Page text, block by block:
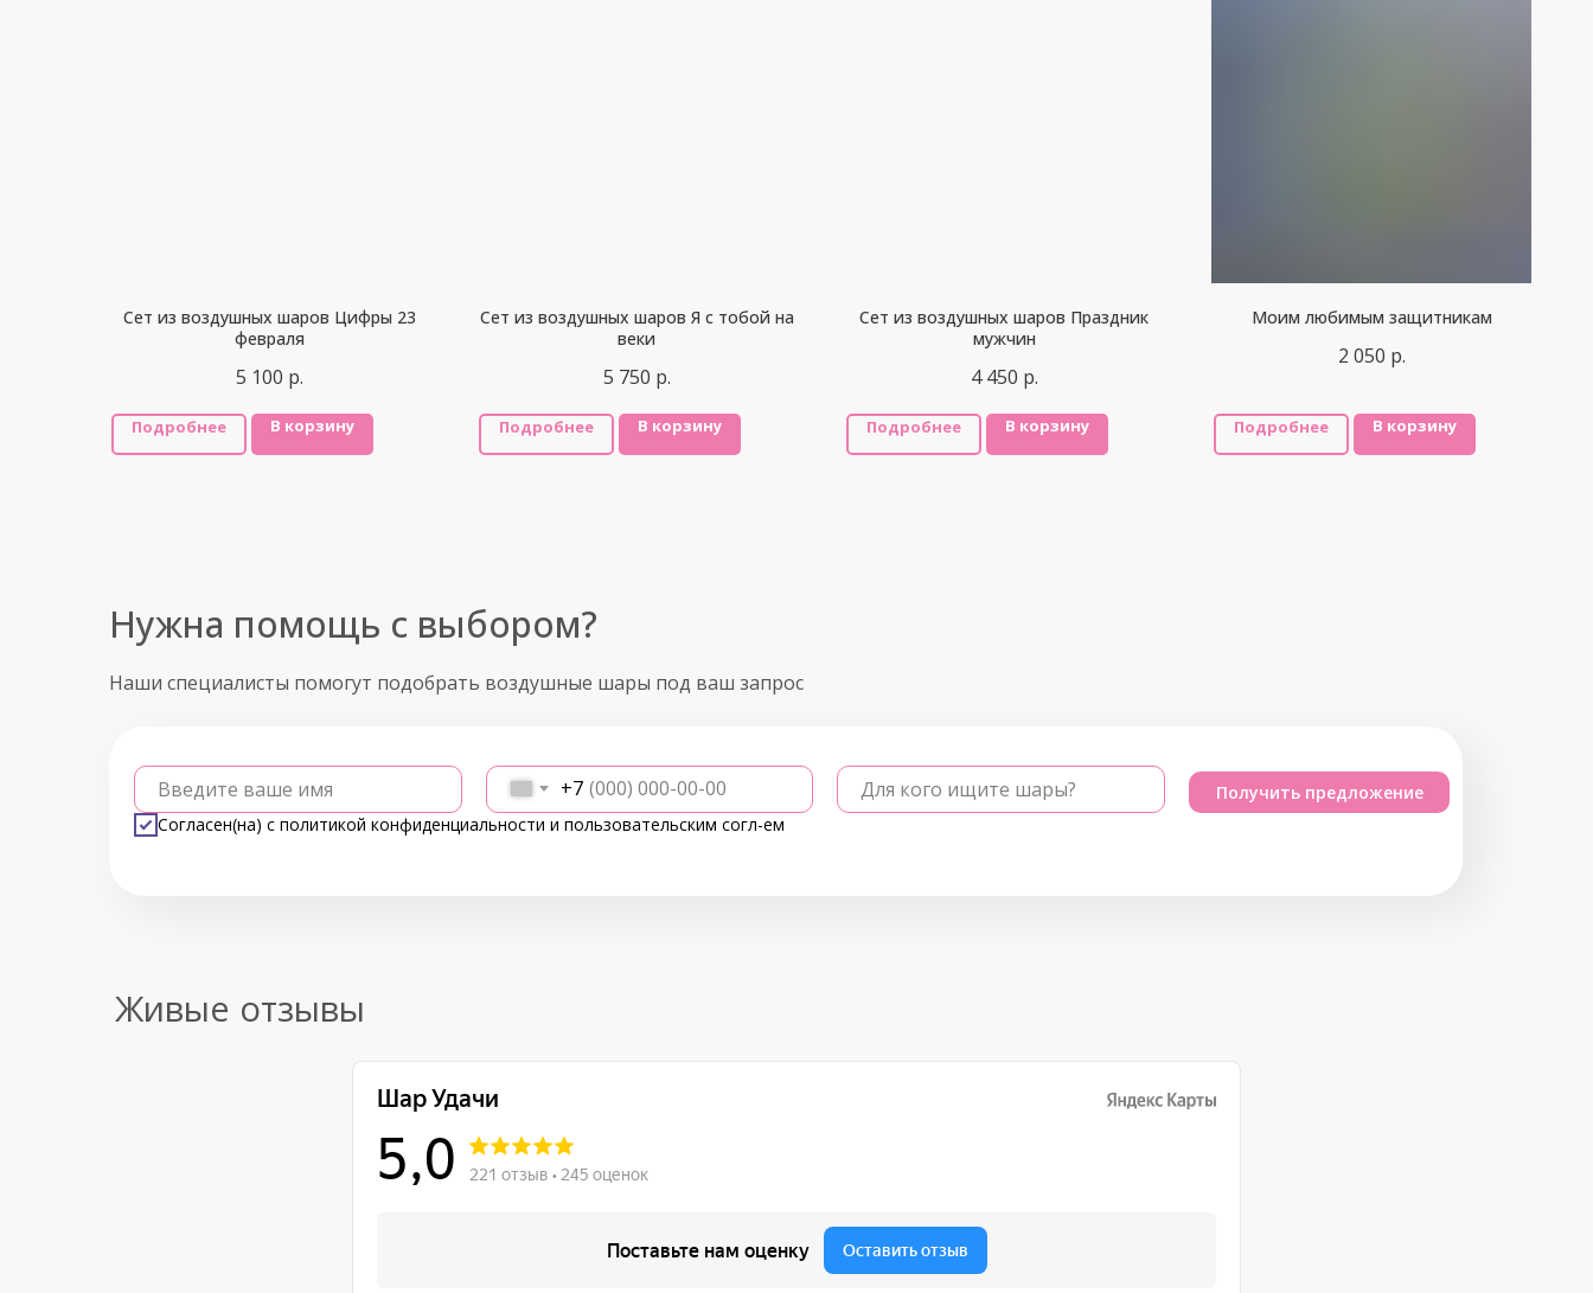
Сет из воздушных шаров Цифры 23
февраля
5 100 р.
Подробнее В корзину
Сет из воздушных шаров Я с тобой на
веки
5 750 р.
Подробнее В корзину
Сет из воздушных шаров Праздник
мужчин
4 450 р.
Подробнее В корзину
Моим любимым защитникам
2 050 р.
Подробнее В корзину
Наши специалисты помогут подобрать воздушные шары под ваш запрос
Введите ваше имя +7 Для кого ищите шары?
Согласен(на) с политикой конфиденциальности и пользовательским согл-ем
Получить предложение
Нужна помощь с выбором?
Живые отзывы